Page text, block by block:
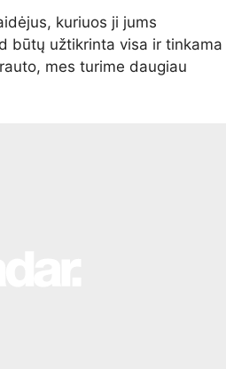
kuriuos ji jums
būtų užtikrinta visa ir tinkama
mes turime daugiau